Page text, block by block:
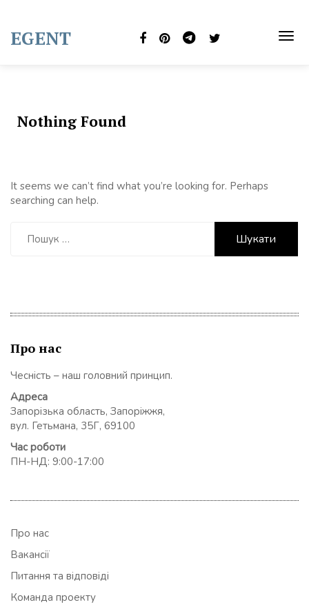
content
EGENT
Nothing Found
It seems we can’t find what you’re looking for. Perhaps
searching can help.
Про нас
Чесність – наш головний принцип.
Адреса
Запорізька область, Запоріжжя,
вул. Гетьмана, 35Г, 69100
Час роботи
ПН-НД: 9:00-17:00
Про нас
Вакансії
Питання та відповіді
Команда проекту